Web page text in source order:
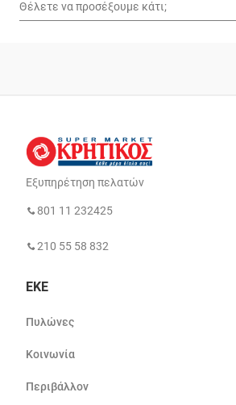
Εξυπηρέτηση πελατών
801 11 232425
210 55 58 832
ΕΚΕ
Πυλώνες
Κοινωνία
Περιβάλλον